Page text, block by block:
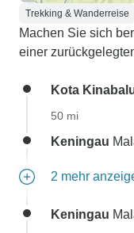
Trekking & Wanderreise
Machen Sie sich
einer
Kota
50 mi
Keningau
2 mehr
Keningau